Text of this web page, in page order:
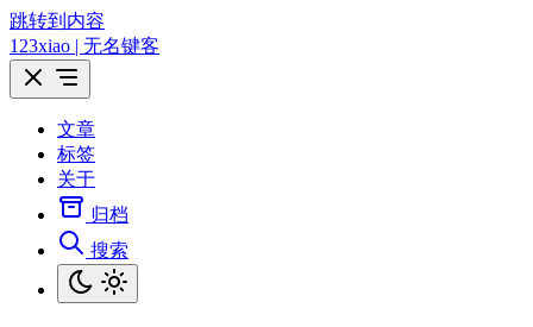
跳转到内容
123xiao | 无名键客
文章
标签
关于
归档
搜索